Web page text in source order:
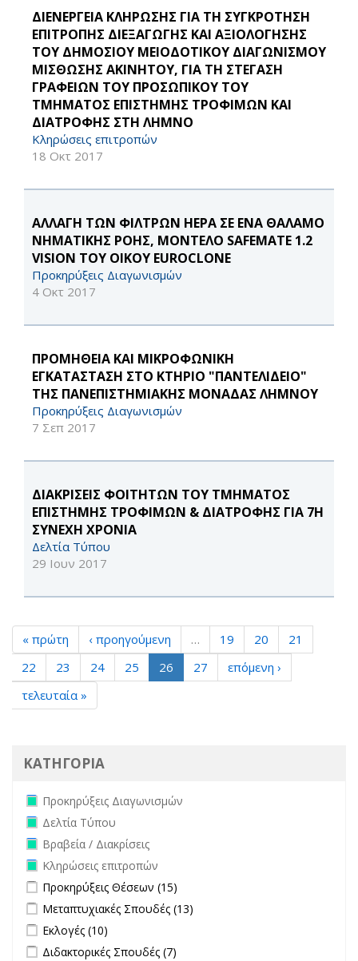
ΔΙΕΝΕΡΓΕΙΑ ΚΛΗΡΩΣΗΣ ΓΙΑ ΤΗ ΣΥΓΚΡΟΤΗΣΗ
ΕΠΙΤΡΟΠΗΣ ΔΙΕΞΑΓΩΓΗΣ ΚΑΙ ΑΞΙΟΛΟΓΗΣΗΣ
ΤΟΥ ΔΗΜΟΣΙΟΥ ΜΕΙΟΔΟΤΙΚΟΥ ΔΙΑΓΩΝΙΣΜΟΥ
ΜΙΣΘΩΣΗΣ ΑΚΙΝΗΤΟΥ, ΓΙΑ ΤΗ ΣΤΕΓΑΣΗ
ΓΡΑΦΕΙΩΝ ΤΟΥ ΠΡΟΣΩΠΙΚΟΥ ΤΟΥ
ΤΜΗΜΑΤΟΣ ΕΠΙΣΤΗΜΗΣ ΤΡΟΦΙΜΩΝ ΚΑΙ
ΔΙΑΤΡΟΦΗΣ ΣΤΗ ΛΗΜΝΟ
Κληρώσεις επιτροπών
18 Οκτ 2017
ΑΛΛΑΓΗ ΤΩΝ ΦΙΛΤΡΩΝ HEPA ΣΕ ΕΝΑ ΘΑΛΑΜΟ
ΝΗΜΑΤΙΚΗΣ ΡΟΗΣ, ΜΟΝΤΕΛΟ SAFEMATE 1.2
VISION ΤΟΥ ΟΙΚΟΥ EUROCLONE
Προκηρύξεις Διαγωνισμών
4 Οκτ 2017
ΠΡΟΜΗΘΕΙΑ ΚΑΙ ΜΙΚΡΟΦΩΝΙΚΗ
ΕΓΚΑΤΑΣΤΑΣΗ ΣΤΟ ΚΤΗΡΙΟ "ΠΑΝΤΕΛΙΔΕΙΟ"
ΤΗΣ ΠΑΝΕΠΙΣΤΗΜΙΑΚΗΣ ΜΟΝΑΔΑΣ ΛΗΜΝΟΥ
Προκηρύξεις Διαγωνισμών
7 Σεπ 2017
ΔΙΑΚΡΙΣΕΙΣ ΦΟΙΤΗΤΩΝ ΤΟΥ ΤΜΗΜΑΤΟΣ
ΕΠΙΣΤΗΜΗΣ ΤΡΟΦΙΜΩΝ & ΔΙΑΤΡΟΦΗΣ ΓΙΑ 7Η
ΣΥΝΕΧΗ ΧΡΟΝΙΑ
Δελτία Τύπου
29 Ιουν 2017
« πρώτη ‹ προηγούμενη … 19 20
21
22
23 24 25 26 27
επόμενη ›
τελευταία »
ΚΑΤΗΓΟΡΙΑ
Remove Προκηρύξεις Διαγωνισμών filter
Προκηρύξεις Διαγωνισμών
Remove Δελτία Τύπου filter
Δελτία Τύπου
Remove Βραβεία / Διακρίσεις filter
Βραβεία / Διακρίσεις
Remove Κληρώσεις επιτροπών filter
Κληρώσεις επιτροπών
Apply Προκηρύξεις Θέσεων filter
Προκηρύξεις Θέσεων (15)
Apply Μεταπτυχιακές Σπουδές filter
Μεταπτυχιακές Σπουδές (13)
Apply Εκλογές filter
Εκλογές (10)
Apply Διδακτορικές Σπουδές filter
Διδακτορικές Σπουδές (7)